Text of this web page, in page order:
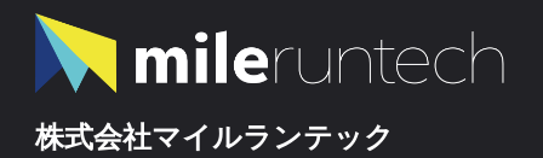
株式会社マイルランテック